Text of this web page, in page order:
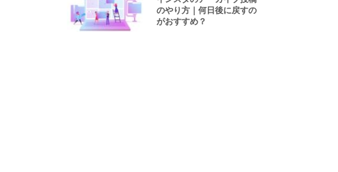
のやり方｜何日後に戻すの
がおすすめ？